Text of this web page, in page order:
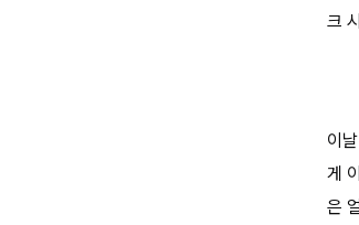
크
이
게
은